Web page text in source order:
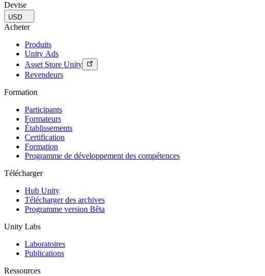
Devise
USD
Acheter
Produits
Unity Ads
Asset Store Unity
Revendeurs
Formation
Participants
Formateurs
Établissements
Certification
Formation
Programme de développement des compétences
Télécharger
Hub Unity
Télécharger des archives
Programme version Bêta
Unity Labs
Laboratoires
Publications
Ressources